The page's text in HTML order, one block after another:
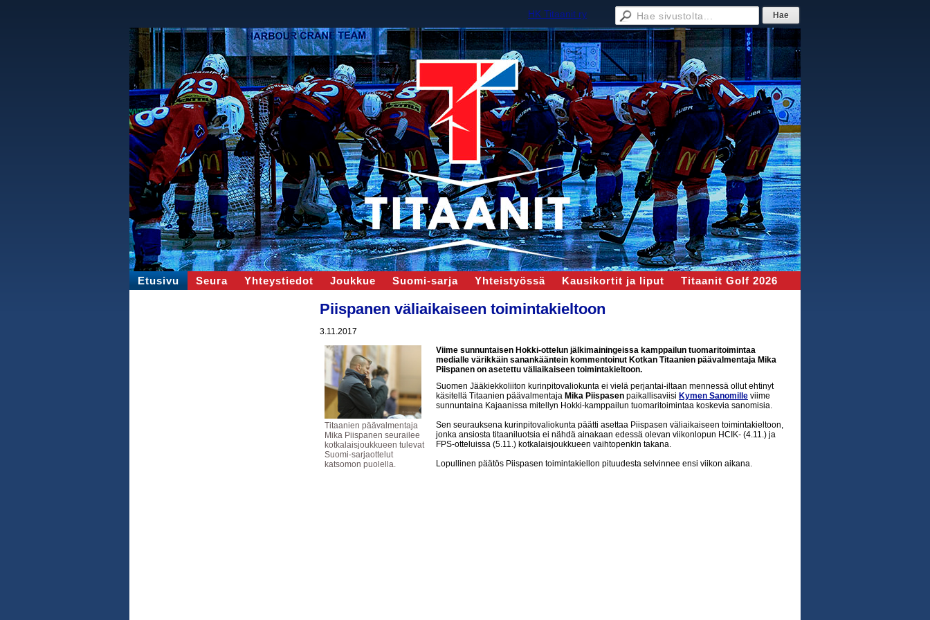
HK Titaanit ry
Etusivu Seura Yhteystiedot Joukkue Suomi-sarja Yhteistyössä Kausikortit ja liput Titaanit Golf 2026
Piispanen väliaikaiseen toimintakieltoon
3.11.2017
Titaanien päävalmentaja
Mika Piispanen seurailee
kotkalaisjoukkueen tulevat
Suomi-sarjaottelut
katsomon puolella.
Viime sunnuntaisen Hokki-ottelun jälkimainingeissa kamppailun tuomaritoimintaa
medialle värikkäin sanankääntein kommentoinut Kotkan Titaanien päävalmentaja Mika
Piispanen on asetettu väliaikaiseen toimintakieltoon.
Suomen Jääkiekkoliiton kurinpitovaliokunta ei vielä perjantai-iltaan mennessä ollut ehtinyt
käsitellä Titaanien päävalmentaja Mika Piispasen paikallisaviisi Kymen Sanomille viime
sunnuntaina Kajaanissa mitellyn Hokki-kamppailun tuomaritoimintaa koskevia sanomisia.
Sen seurauksena kurinpitovaliokunta päätti asettaa Piispasen väliaikaiseen toimintakieltoon,
jonka ansiosta titaaniluotsia ei nähdä ainakaan edessä olevan viikonlopun HCIK- (4.11.) ja
FPS-otteluissa (5.11.) kotkalaisjoukkueen vaihtopenkin takana.
Lopullinen päätös Piispasen toimintakiellon pituudesta selvinnee ensi viikon aikana.